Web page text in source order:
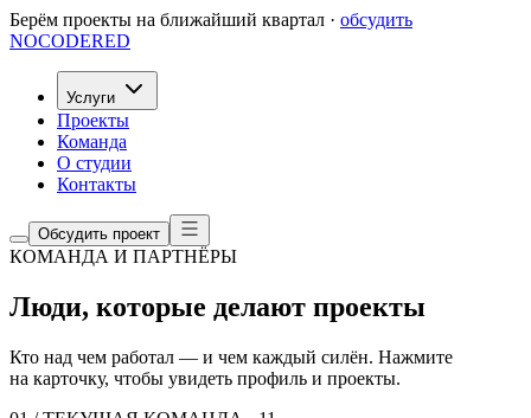
Берём проекты на ближайший квартал · обсудить
NOCODERED
Услуги
Проекты
Команда
О студии
Контакты
Обсудить проект
КОМАНДА И ПАРТНЁРЫ
Люди, которые делают проекты
Кто над чем работал — и чем каждый силён. Нажмите
на карточку, чтобы увидеть профиль и проекты.